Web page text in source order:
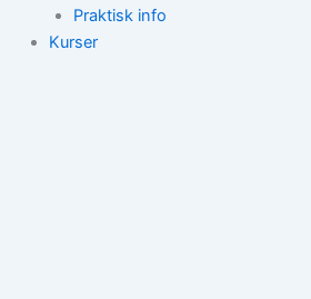
Praktisk info
Kurser